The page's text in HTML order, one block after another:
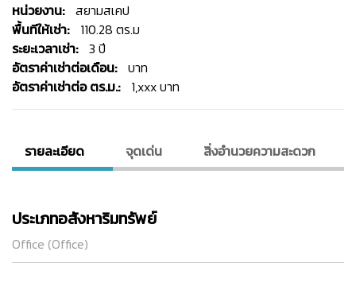
หน่วยงาน: สยามสเคป
พื้นทีให้เช่า:
110.28 ตร.ม
ระยะเวลาเช่า: 3 ปี
อัตราค่าเช่าต่อเดือน: บาท
อัตราค่าเช่าต่อ ตร.ม.:
1,xxx บาท
รายละเอียด จุดเด่น สิ่งอํานวยความสะดวก
ประเภทอสังหาริมทรัพย์
Office (Office)